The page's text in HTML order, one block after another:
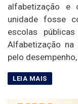
alfabetização e
unidade fosse
escolas
Alfabetização na
pelo